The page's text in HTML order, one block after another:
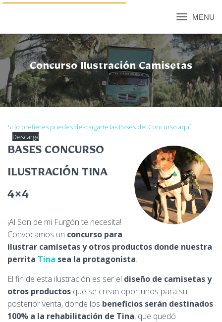
A
M
B
I
A
R
M
O
D
D
N
E
G
A
C
I
Ó
Concurso Ilustración Camisetas
Si lo prefieres puedes descargarte las Bases del Concurso aquí
Descarga
BASES CONCURSO
ILUSTRACIÓN TINA
4×4
¡Al Son de mi Furgón te necesita!
Convocamos un concurso para
ilustrar camisetas y otros productos donde nuestra
perrita Tina sea la protagonista.
El fin de esta ilustración es ser el diseño de camisetas y
otros productos que se crean oportunos para su
posterior venta, donde los beneficios serán destinados
100% a la rehabilitación de Tina, que quedó